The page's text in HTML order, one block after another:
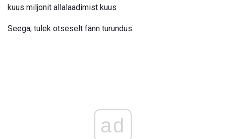
kuus miljonit allalaadimist kuus
Seega, tulek otseselt fänn turundus.
ad